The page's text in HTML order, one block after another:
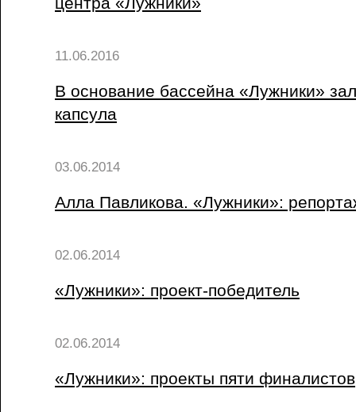
11.06.2016
В основание бассейна «Лужники»
капсула
03.06.2014
Алла Павликова. «Лужники»:
02.06.2014
«Лужники»: проект-победитель
02.06.2014
«Лужники»: проекты пяти финалистов